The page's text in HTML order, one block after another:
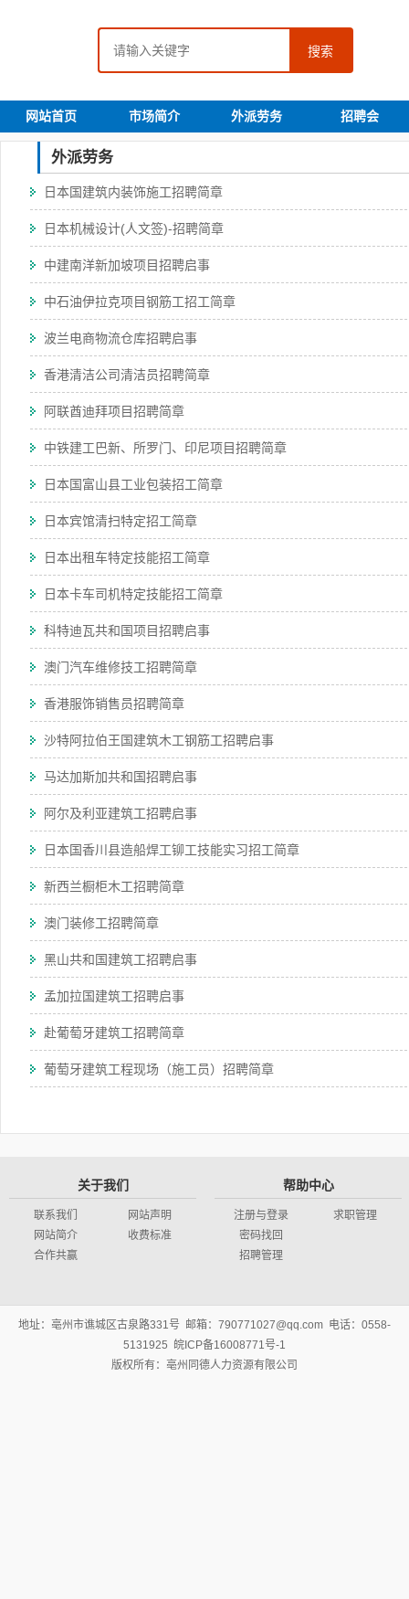
搜索
网站首页 市场简介 外派劳务 招聘会
外派劳务
日本国建筑内装饰施工招聘简章
日本机械设计(人文签)-招聘简章
中建南洋新加坡项目招聘启事
中石油伊拉克项目钢筋工招工简章
波兰电商物流仓库招聘启事
香港清洁公司清洁员招聘简章
阿联酋迪拜项目招聘简章
中铁建工巴新、所罗门、印尼项目招聘简章
日本国富山县工业包装招工简章
日本宾馆清扫特定招工简章
日本出租车特定技能招工简章
日本卡车司机特定技能招工简章
科特迪瓦共和国项目招聘启事
澳门汽车维修技工招聘简章
香港服饰销售员招聘简章
沙特阿拉伯王国建筑木工钢筋工招聘启事
马达加斯加共和国招聘启事
阿尔及利亚建筑工招聘启事
日本国香川县造船焊工铆工技能实习招工简章
新西兰橱柜木工招聘简章
澳门装修工招聘简章
黑山共和国建筑工招聘启事
孟加拉国建筑工招聘启事
赴葡萄牙建筑工招聘简章
葡萄牙建筑工程现场（施工员）招聘简章
关于我们
联系我们
网站简介
合作共赢
网站声明
收费标准
帮助中心
注册与登录
密码找回
招聘管理
求职管理
地址：亳州市谯城区古泉路331号 邮箱：790771027@qq.com 电话：0558-
5131925 皖ICP备16008771号-1
版权所有：亳州同德人力资源有限公司